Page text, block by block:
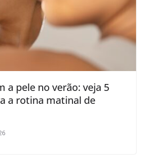
a pele no verão: veja 5
a rotina matinal de